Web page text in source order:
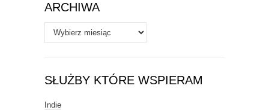
ARCHIWA
Archiwa
SŁUŻBY KTÓRE WSPIERAM
Indie